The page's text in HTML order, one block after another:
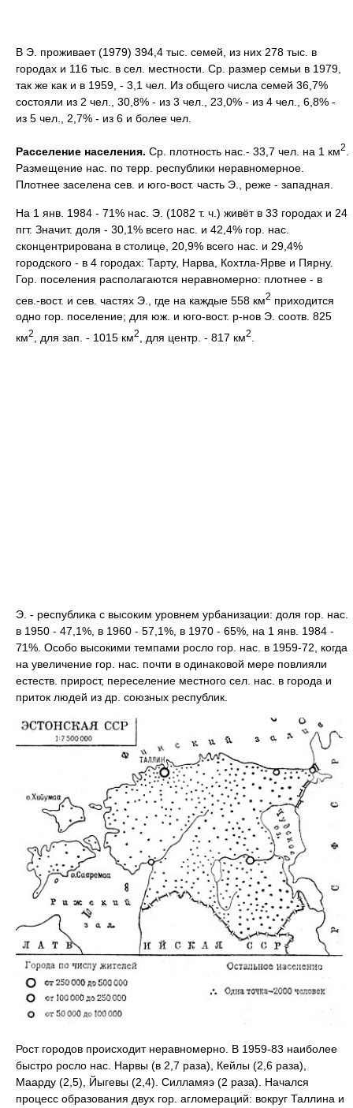
В Э. проживает (1979) 394,4 тыс. семей, из них 278 тыс. в
городах и 116 тыс. в сел. местности. Ср. размер семьи в 1979,
так же как и в 1959, - 3,1 чел. Из общего числа семей 36,7%
состояли из 2 чел., 30,8% - из 3 чел., 23,0% - из 4 чел., 6,8% -
из 5 чел., 2,7% - из 6 и более чел.
Расселение населения. Ср. плотность нас.- 33,7 чел. на 1 км2
Размещение нас. по терр. республики неравномерное.
Плотнее заселена сев. и юго-вост. часть Э., реже - западная.
На 1 янв. 1984 - 71% нас. Э. (1082 т. ч.) живёт в 33 городах и 24
пгт. Значит. доля - 30,1% всего нас. и 42,4% гор. нас.
сконцентрирована в столице, 20,9% всего нас. и 29,4%
городского - в 4 городах: Тарту, Нарва, Кохтла-Ярве и Пярну.
Гор. поселения располагаются неравномерно: плотнее - в
сев.-вост. и сев. частях Э., где на каждые 558 км2 приходится
одно гор. поселение; для юж. и юго-вост. р-нов Э. соотв. 825
км2 , для зап. - 1015 км2 , для центр. - 817 км2
Э. - республика с высоким уровнем урбанизации: доля гор. нас.
в 1950 - 47,1%, в 1960 - 57,1%, в 1970 - 65%, на 1 янв. 1984 -
71%. Особо высокими темпами росло гор. нас. в 1959-72, когда
на увеличение гор. нас. почти в одинаковой мере повлияли
естеств. прирост, переселение местного сел. нас. в города и
приток людей из др. союзных республик.
Рост городов происходит неравномерно. В 1959-83 наиболее
быстро росло нас. Нарвы (в 2,7 раза), Кейлы (2,6 раза),
Маарду (2,5), Йыгевы (2,4). Силламяэ (2 раза). Начался
процесс образования двух гор. агломераций: вокруг Таллина и